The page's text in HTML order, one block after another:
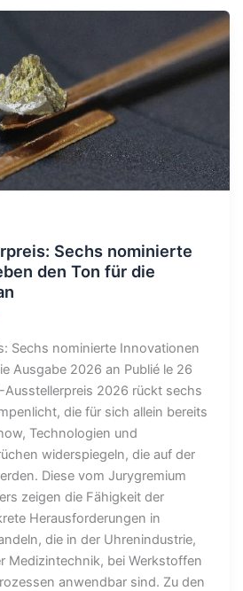
Sechs nominierte
den Ton für die
Sechs nominierte Innovationen
Ausgabe 2026 an Publié le 26
Ausstellerpreis 2026 rückt sechs
die für sich allein bereits
Technologien und
widerspiegeln, die auf der
Diese vom Jurygremium
zeigen die Fähigkeit der
Herausforderungen in
die in der Uhrenindustrie,
Medizintechnik, bei Werkstoffen
anwendbar sind. Zu den